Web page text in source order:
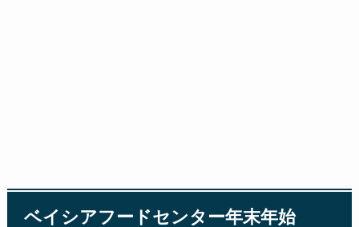
ベイシアフードセンター年末年始